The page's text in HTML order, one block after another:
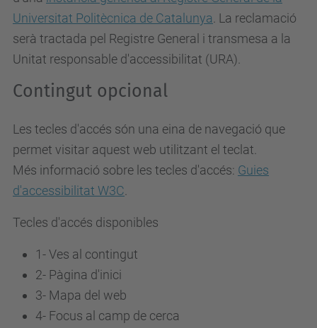
Universitat Politècnica de Catalunya . La reclamació
serà tractada pel Registre General i transmesa a la
Unitat responsable d'accessibilitat (URA).
Contingut opcional
Les tecles d'accés són una eina de navegació que
permet visitar aquest web utilitzant el teclat.
Més informació sobre les tecles d'accés: Guies
d'accessibilitat W3C
Tecles d'accés disponibles
1- Ves al contingut
2- Pàgina d'inici
3- Mapa del web
4- Focus al camp de cerca